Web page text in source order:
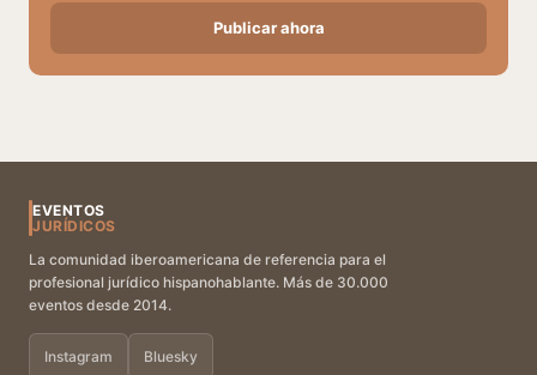
Publicar ahora
EVENTOS
JURÍDICOS
La comunidad iberoamericana de referencia para el
profesional jurídico hispanohablante. Más de 30.000
eventos desde 2014.
Instagram Bluesky